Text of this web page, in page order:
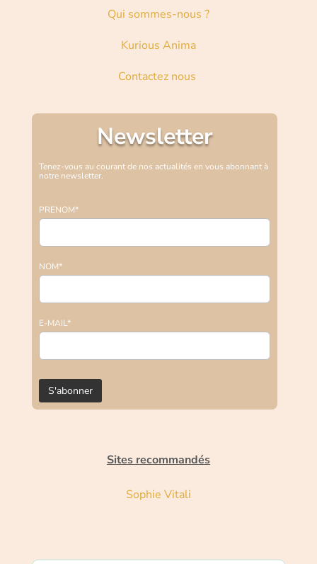
Qui sommes-nous ?
Kurious Anima
Contactez nous
Newsletter
Tenez-vous au courant de nos actualités en vous abonnant à
notre newsletter.
PRENOM*
NOM*
E-MAIL*
Sites recommandés
Sophie Vitali